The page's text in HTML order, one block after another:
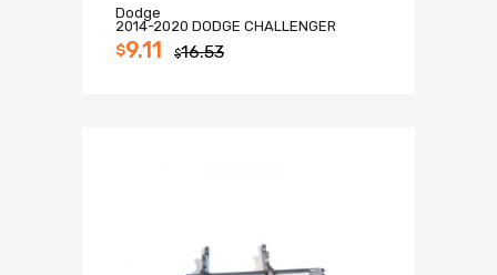
Dodge
2014-2020 DODGE CHALLENGER
$16.53
$9.11